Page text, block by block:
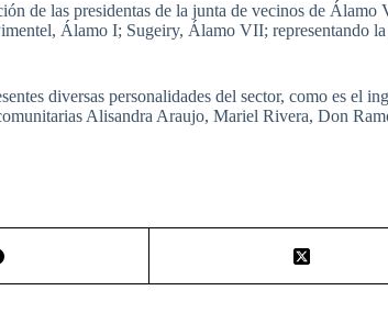
de las presidentas de la junta de vecinos de
Álamo I; Sugeiry, Álamo VII; representando
diversas personalidades del sector, como es el
Alisandra Araujo, Mariel Rivera, Don